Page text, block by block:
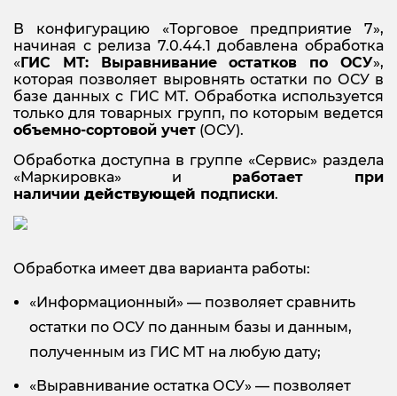
В конфигурацию «Торговое предприятие 7»,
начиная с релиза 7.0.44.1 добавлена обработка
« ГИС МТ: Выравнивание остатков по ОСУ»,
которая позволяет выровнять остатки по ОСУ в
базе данных с ГИС МТ. Обработка используется
только для товарных групп, по которым ведется
объемно-сортовой учет (ОСУ).
Обработка доступна в группе «Сервис» раздела
«Маркировка» и работает при
наличии действующей подписки.
Обработка имеет два варианта работы:
«Информационный» — позволяет сравнить
остатки по ОСУ по данным базы и данным,
полученным из ГИС МТ на любую дату;
«Выравнивание остатка ОСУ» — позволяет